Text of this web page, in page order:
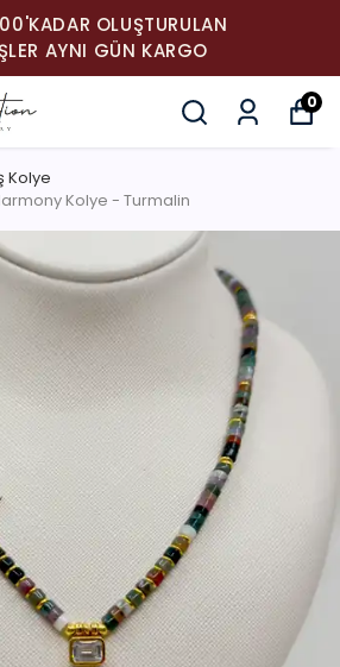
OLUŞTURULAN
AYNI GÜN KARGO
0
Kolye
Kolye - Turmalin